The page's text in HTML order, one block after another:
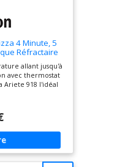
4 Minute, 5
Réfractaire
en Bois
Maximale de
allant jusqu'à
avec thermostat
Ariete 918 l'idéal
RÉFRACTAIRE :
à de très
réfractaire assure
et uniforme
: Avec les palettes
four électrique
utilisez-les